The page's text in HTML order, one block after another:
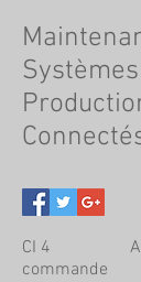
CI 4
commande